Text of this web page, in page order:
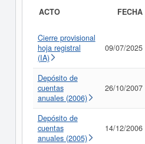
ACTO FECHA
Cierre provisional
hoja registral
(IA)
09/07/2025
Depósito de
cuentas
anuales (2006)
26/10/2007
Depósito de
cuentas
anuales (2005)
14/12/2006